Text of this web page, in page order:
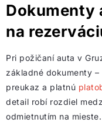
Dokumenty
na
Pri požičaní auta v
základné dokumenty
preukaz a platnú
detail robí rozdiel
odmietnutím na mieste.